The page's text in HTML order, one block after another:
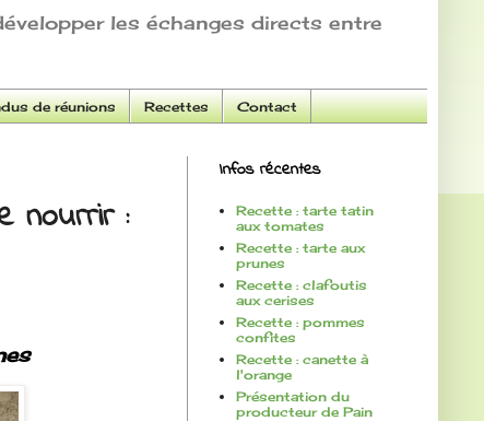
les échanges directs entre
de réunions Recettes Contact
nourrir :
Infos récentes
Recette : tarte tatin
aux tomates
Recette : tarte aux
prunes
Recette : clafoutis
aux cerises
Recette : pommes
confites
Recette : canette à
l'orange
Présentation du
producteur de Pain